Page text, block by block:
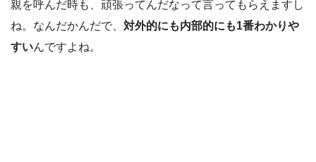
親を呼んだ時も、頑張ってんだなって言ってもらえますし
ね。なんだかんだで、 対外的にも内部的にも1番わかりや
すいんですよね。